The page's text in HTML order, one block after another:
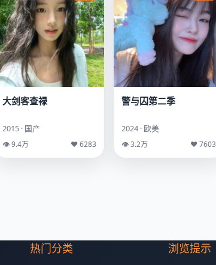
大剑客查禄
2015 · 国产
👁 9.4万 ♥ 6283
警与囚第二季
2024 · 欧美
👁 3.2万 ♥ 7603
热门分类 浏览提示